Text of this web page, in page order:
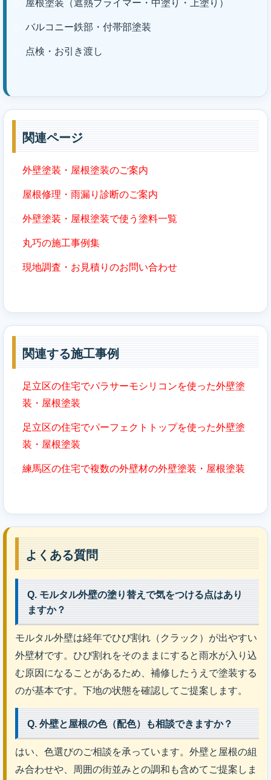
屋根塗装（遮熱プライマー・中塗り・上塗り）
バルコニー鉄部・付帯部塗装
点検・お引き渡し
関連ページ
外壁塗装・屋根塗装のご案内
屋根修理・雨漏り診断のご案内
外壁塗装・屋根塗装で使う塗料一覧
丸巧の施工事例集
現地調査・お見積りのお問い合わせ
関連する施工事例
足立区の住宅でパラサーモシリコンを使った外壁塗
装・屋根塗装
足立区の住宅でパーフェクトトップを使った外壁塗
装・屋根塗装
練馬区の住宅で複数の外壁材の外壁塗装・屋根塗装
よくある質問
Q. モルタル外壁の塗り替えで気をつける点はあり
ますか？
モルタル外壁は経年でひび割れ（クラック）が出やすい
外壁材です。ひび割れをそのままにすると雨水が入り込
む原因になることがあるため、補修したうえで塗装する
のが基本です。下地の状態を確認してご提案します。
Q. 外壁と屋根の色（配色）も相談できますか？
はい、色選びのご相談を承っています。外壁と屋根の組
み合わせや、周囲の街並みとの調和も含めてご提案しま